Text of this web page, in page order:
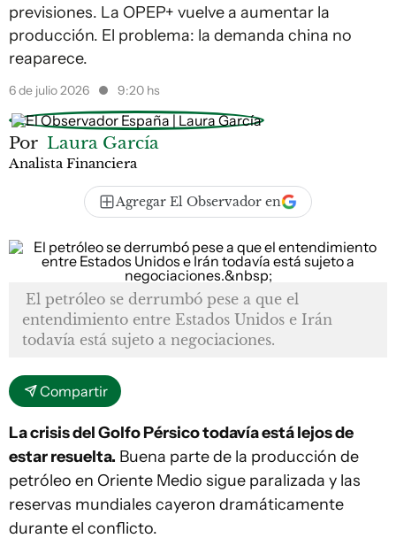
previsiones. La OPEP+ vuelve a aumentar la
producción. El problema: la demanda china no
reaparece.
6 de julio 2026 9:20 hs
Por Laura García
Analista Financiera
Agregar El Observador en
El petróleo se derrumbó pese a que el
entendimiento entre Estados Unidos e Irán
todavía está sujeto a negociaciones.
Compartir
La crisis del Golfo Pérsico todavía está lejos de
estar resuelta. Buena parte de la producción de
petróleo en Oriente Medio sigue paralizada y las
reservas mundiales cayeron dramáticamente
durante el conflicto.